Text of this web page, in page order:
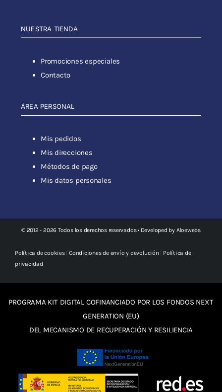
NUESTRA TIENDA
Promociones especiales
Contacto
ÁREA PERSONAL
Mis pedidos
Mis direcciones
Métodos de pago
Mis datos personales
© 2012 - 2026 Todos los derechos reservados • Developed by Aloewebs
Política de cookies|Condiciones de envío y devolución| Política de
privacidad
PROGRAMA KIT DIGITAL COFINANCIADO POR LOS FONDOS NEXT
GENERATION (EU)
DEL MECANISMO DE RECUPERACIÓN Y RESILIENCIA